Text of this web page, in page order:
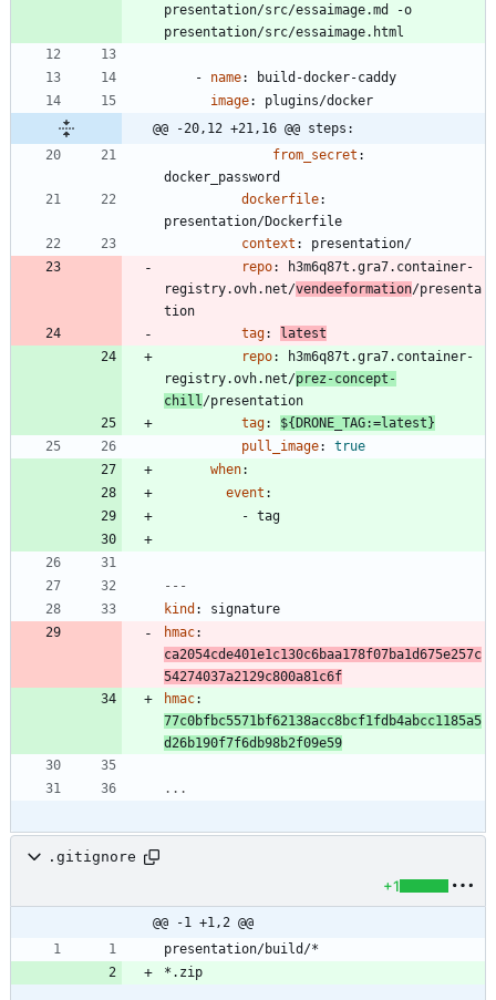
presentation/src/essaimage.md -o
presentation/src/essaimage.html
- name:
build-docker-caddy
image:
plugins/docker
@@ -20,12 +21,16 @@ steps:
from_secret :
docker_password
dockerfile:
presentation/Dockerfile
context :
presentation/
repo:
h3m6q87t.gra7.container-
registry.ovh.net/vendeeformation/presenta
tion
tag:
latest
repo:
h3m6q87t.gra7.container-
registry.ovh.net/prez-concept-
chill /presentation
tag:
${DRONE_TAG:=latest}
pull_image:
true
when:
event :
- tag
---
kind :
signature
hmac:
ca2054cde401e1c130c6baa178f07ba1d675e257c
54274037a2129c800a81c6f
hmac:
77c0bfbc5571bf62138acc8bcf1fdb4abcc1185a5
d26b190f7f6db98b2f09e59
...
.gitignore
+1
@@ -1 +1,2 @@